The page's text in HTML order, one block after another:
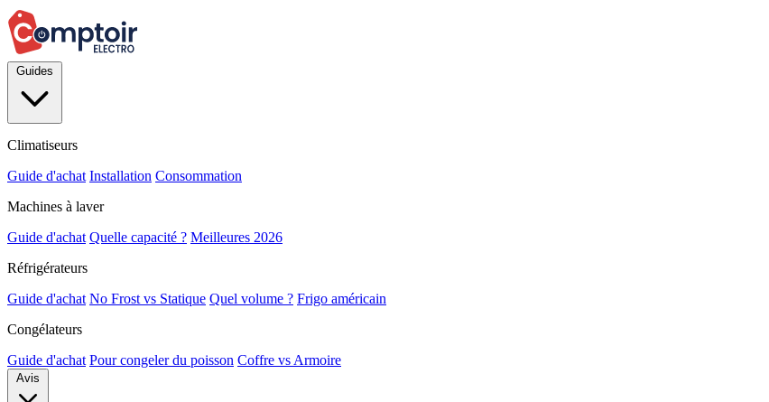
Climatiseurs
Guide d'achat Installation Consommation
Machines à laver
Guide d'achat Quelle capacité ? Meilleures 2026
Réfrigérateurs
Guide d'achat No Frost vs Statique Quel volume ? Frigo américain
Congélateurs
Guide d'achat Pour congeler du poisson Coffre vs Armoire